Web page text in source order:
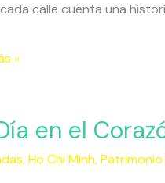
calle cuenta una
»
en el
,Ho Chi Minh,